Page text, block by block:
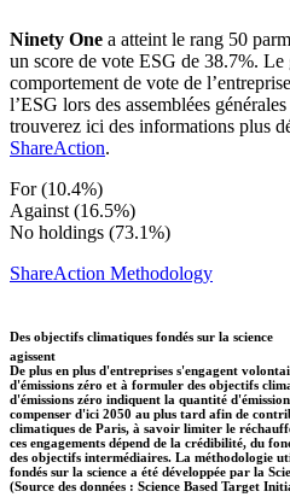
Ninety One a atteint le rang 50
un score de vote ESG de 38.7%.
comportement de vote de
l’ESG lors des assemblées
trouverez ici des informations plus
ShareAction.
For (10.4%)
Against (16.5%)
No holdings (73.1%)
ShareAction Methodology
Des objectifs climatiques fondés sur la science
agissent
De plus en plus d'entreprises s'engagent
d'émissions zéro et à formuler des objectifs
d'émissions zéro indiquent la quantité
compenser d'ici 2050 au plus tard afin de
climatiques de Paris, à savoir limiter le
ces engagements dépend de la crédibilité, du
des objectifs intermédiaires. La méthodologie
fondés sur la science a été développée par la
(Source des données : Science Based Target